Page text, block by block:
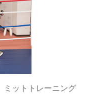
ミットトレーニング